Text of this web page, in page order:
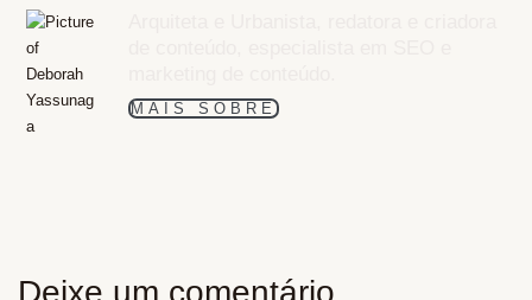
MAIS SOBRE
Deixe um comentário